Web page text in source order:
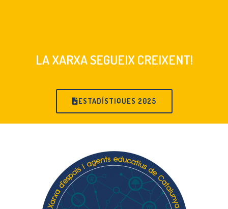
LA XARXA SEGUEIX CREIXENT!
ESTADÍSTIQUES 2025